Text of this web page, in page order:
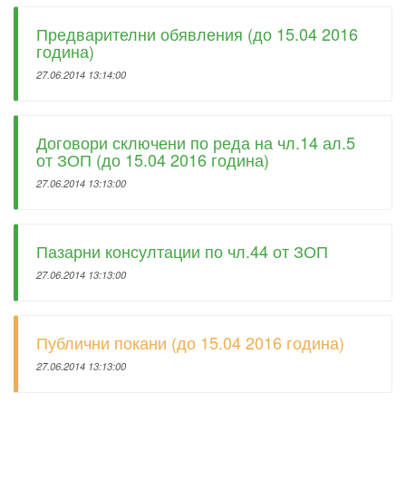
Предварителни обявления (до 15.04 2016
година)
27.06.2014 13:14:00
Договори сключени по реда на чл.14 ал.5
от ЗОП (до 15.04 2016 година)
27.06.2014 13:13:00
Пазарни консултации по чл.44 от ЗОП
27.06.2014 13:13:00
Публични покани (до 15.04 2016 година)
27.06.2014 13:13:00